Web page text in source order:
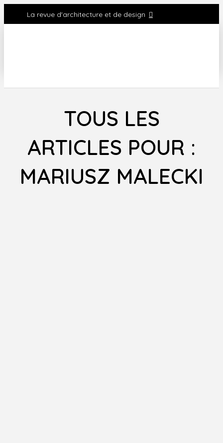
La revue d'architecture et de design
TOUS LES
ARTICLES POUR :
MARIUSZ MALECKI